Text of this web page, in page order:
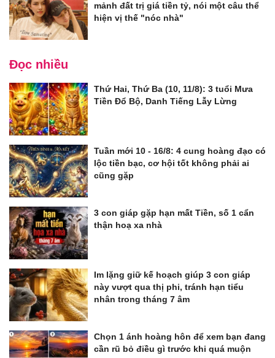
mảnh đất trị giá tiền tỷ, nói một câu thể
hiện vị thế "nóc nhà"
Đọc nhiều
Thứ Hai, Thứ Ba (10, 11/8): 3 tuổi Mưa
Tiền Đổ Bộ, Danh Tiếng Lẫy Lừng
Tuần mới 10 - 16/8: 4 cung hoàng đạo có
lộc tiền bạc, cơ hội tốt không phải ai
cũng gặp
3 con giáp gặp hạn mất Tiền, số 1 cẩn
thận hoạ xa nhà
Im lặng giữ kế hoạch giúp 3 con giáp
này vượt qua thị phi, tránh hạn tiểu
nhân trong tháng 7 âm
Chọn 1 ánh hoàng hôn để xem bạn đang
cần rũ bỏ điều gì trước khi quá muộn